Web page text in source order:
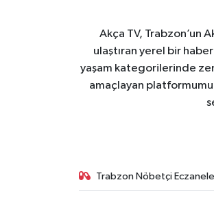
Akça TV, Trabzon’un
ulaştıran yerel bir
yaşam kategorilerinde
amaçlayan
Trabzon Nöbetçi